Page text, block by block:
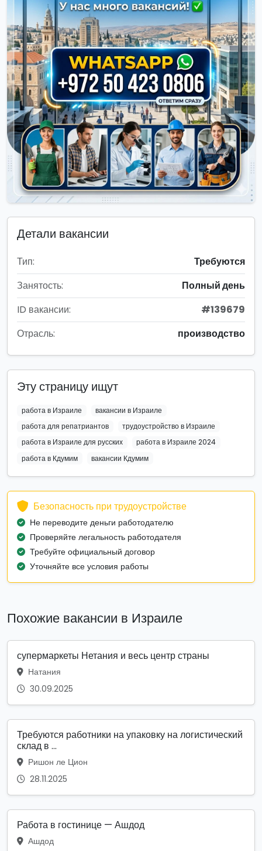
Детали вакансии
Тип:
Требуются
Занятость:
Полный день
ID вакансии:
#139679
Отрасль:
производство
Эту страницу ищут
работа в Израиле
вакансии в Израиле
работа для репатриантов
трудоустройство в Израиле
работа в Израиле для русских
работа в Израиле 2024
работа в Кдумим
вакансии Кдумим
Безопасность при трудоустройстве
Не переводите деньги работодателю
Проверяйте легальность работодателя
Требуйте официальный договор
Уточняйте все условия работы
Похожие вакансии в Израиле
супермаркеты Нетания и весь центр страны
Натания
30.09.2025
Требуются работники на упаковку на логистический
склад в ...
Ришон ле Цион
28.11.2025
Работа в гостинице — Ашдод
Ашдод